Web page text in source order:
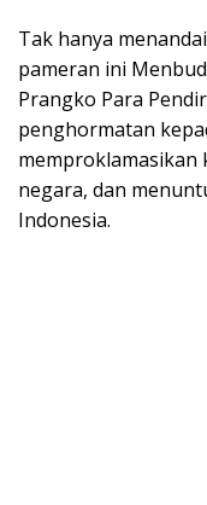
Tak hanya
pameran ini
Prangko Para
penghormatan
memproklamasikan
negara, dan
Indonesia.